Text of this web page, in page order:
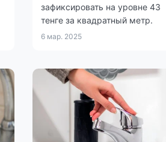
зафиксировать на уровне 43
тенге за квадратный метр.
6 мар. 2025